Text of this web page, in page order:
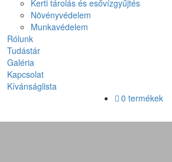
Kerti tárolás és esővízgyűjtés
Növényvédelem
Munkavédelem
Rólunk
Tudástár
Galéria
Kapcsolat
Kívánságlista
0 termékek